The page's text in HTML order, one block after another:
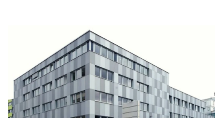
link to page Moderne Bürofläche Linz Zentrum ab Jänner